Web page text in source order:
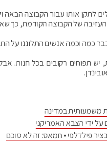
לתקן אותו עבור הקבוצה
של הקבוצה הקודמת, כך
כמה וכמה אנשים התלוננו
יש תפוחים רקובים בכל
משמעותית במדינה
ידי הצבא האמריקני
פילדלפי • חמאס: זה לא סוכם